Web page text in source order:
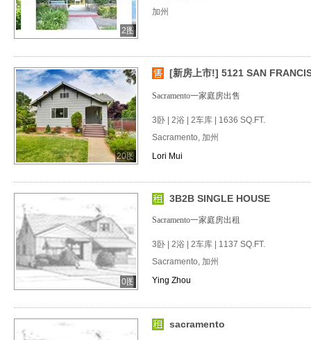
2图
加州
20图
[新房上市!] 5121 SAN
Sacramento一家庭房出售
3卧 | 2浴 | 2车库 | 1636 SQ.FT.
Sacramento, 加州
Lori Mui
0图
3B2B SINGLE HOUSE
Sacramento一家庭房出租
3卧 | 2浴 | 2车库 | 1137 SQ.FT.
Sacramento, 加州
Ying Zhou
sacramento